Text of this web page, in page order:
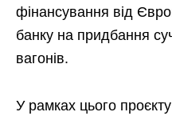
фінансування від
банку на придбання
вагонів.
У рамках цього